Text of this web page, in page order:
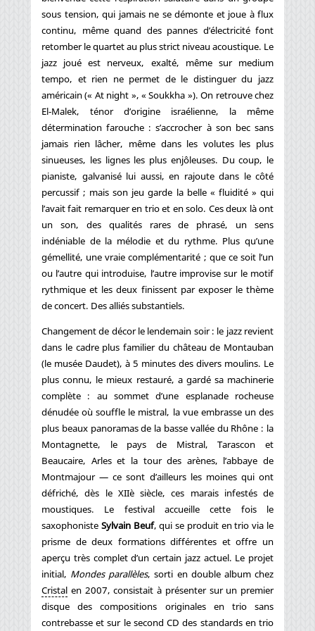
sous tension, qui jamais ne se démonte et joue à flux
continu, même quand des pannes d’électricité font
retomber le quartet au plus strict niveau acoustique. Le
jazz joué est nerveux, exalté, même sur medium
tempo, et rien ne permet de le distinguer du jazz
américain (« At night », « Soukkha »). On retrouve chez
El-Malek, ténor d’origine israélienne, la même
détermination farouche : s’accrocher à son bec sans
jamais rien lâcher, même dans les volutes les plus
sinueuses, les lignes les plus enjôleuses. Du coup, le
pianiste, galvanisé lui aussi, en rajoute dans le côté
percussif ; mais son jeu garde la belle « fluidité » qui
l’avait fait remarquer en trio et en solo. Ces deux là ont
un son, des qualités rares de phrasé, un sens
indéniable de la mélodie et du rythme. Plus qu’une
gémellité, une vraie complémentarité ; que ce soit l’un
ou l’autre qui introduise, l’autre improvise sur le motif
rythmique et les deux finissent par exposer le thème
de concert. Des alliés substantiels.
Changement de décor le lendemain soir : le jazz revient
dans le cadre plus familier du château de Montauban
(le musée Daudet), à 5 minutes des divers moulins. Le
plus connu, le mieux restauré, a gardé sa machinerie
complète : au sommet d’une esplanade rocheuse
dénudée où souffle le mistral, la vue embrasse un des
plus beaux panoramas de la basse vallée du Rhône : la
Montagnette, le pays de Mistral, Tarascon et
Beaucaire, Arles et la tour des arènes, l’abbaye de
Montmajour — ce sont d’ailleurs les moines qui ont
défriché, dès le XIIè siècle, ces marais infestés de
moustiques. Le festival accueille cette fois le
saxophoniste Sylvain Beuf, qui se produit en trio via le
prisme de deux formations différentes et offre un
aperçu très complet d’un certain jazz actuel. Le projet
initial, Mondes parallèles, sorti en double album chez
Cristal en 2007, consistait à présenter sur un premier
disque des compositions originales en trio sans
contrebasse et sur le second CD des standards en trio